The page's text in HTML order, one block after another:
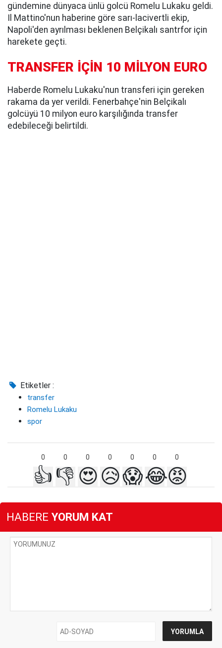
gündemine dünyaca ünlü golcü Romelu Lukaku geldi.
Il Mattino'nun haberine göre sarı-lacivertli ekip,
Napoli'den ayrılması beklenen Belçikalı santrfor için
harekete geçti.
TRANSFER İÇİN 10 MİLYON EURO
Haberde Romelu Lukaku'nun transferi için gereken
rakama da yer verildi. Fenerbahçe'nin Belçikalı
golcüyü 10 milyon euro karşılığında transfer
edebileceği belirtildi.
Etiketler :
transfer
Romelu Lukaku
spor
0 0 0 0 0 0 0
👍 👎 😍😥😱😂😡
HABERE YORUM KAT